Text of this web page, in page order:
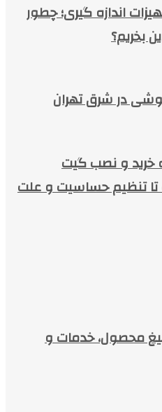
اندازه گیری؛ چطور
بخریم؟
در شرق تهران
خرید و نصب گیت
تنظیم حساسیت و علت
محصول، خدمات و